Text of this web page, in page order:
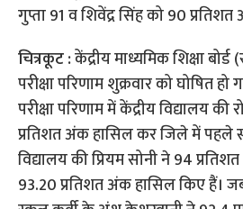
गुप्ता 91 व शिवेंद्र सिंह को 90
चित्रकूट :केंद्रीय माध्यमिक शिक्षा
परीक्षा परिणाम शुक्रवार को घोषित
परीक्षा परिणाम में केंद्रीय विद्यालय
प्रतिशत अंक हासिल कर जिले में पहले
विद्यालय की प्रियम सोनी ने 94
93.20 प्रतिशत अंक हासिल किए हैं।